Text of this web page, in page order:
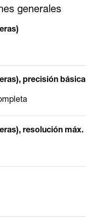
generales
precisión básica
resolución máx.